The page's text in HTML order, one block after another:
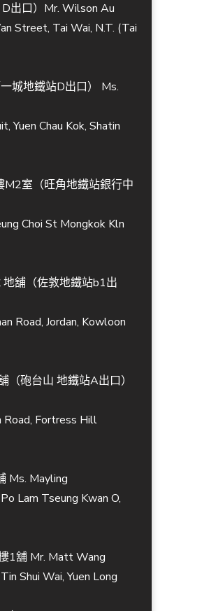
出口）Mr. Wilson Au
Street, Tai Wai, N.T. (Tai
城地鐵站D出口） Ms.
Yuen Chau Kok, Shatin
室（旺角地鐵站銀行中
Choi St Mongkok Kln
舖（佐敦地鐵站b1出
Road, Jordan, Kowloon
砲台山 地鐵站A出口）
Road, Fortress Hill
Ms. Mayling
Lam Tseung Kwan O,
1舖 Mr. Matt Wang
Shui Wai, Yuen Long